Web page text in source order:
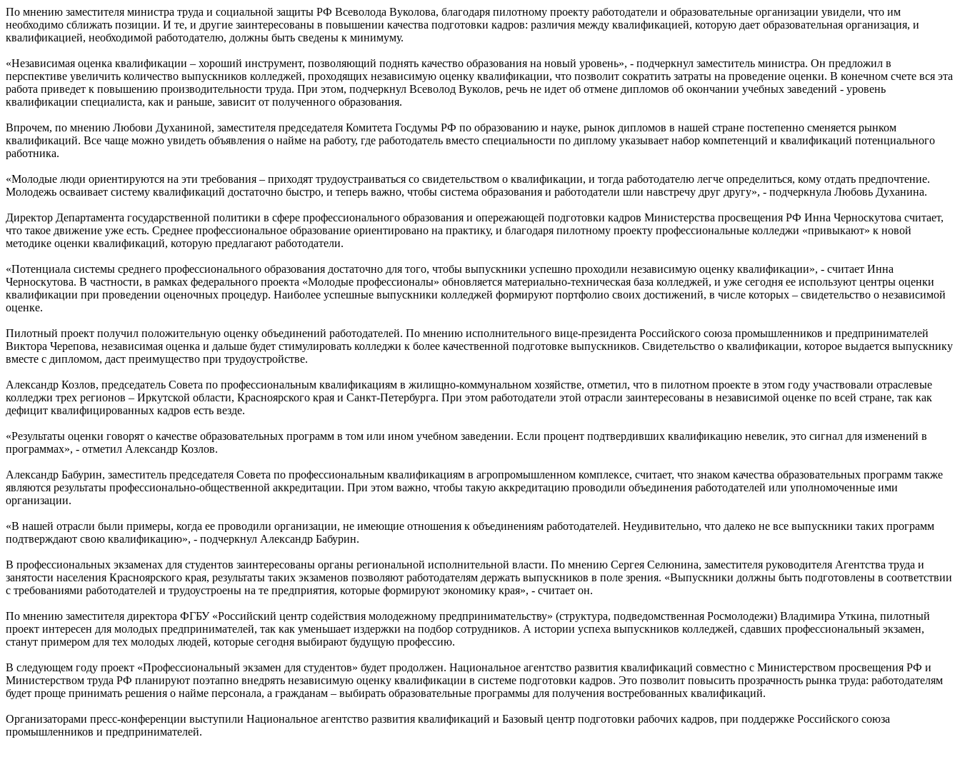
По мнению заместителя министра труда и социальной защиты РФ Всеволода Вуколова, благодаря пилотному проекту работодатели и образовательные организации увидели, что им
необходимо сближать позиции. И те, и другие заинтересованы в повышении качества подготовки кадров: различия между квалификацией, которую дает образовательная организация, и
квалификацией, необходимой работодателю, должны быть сведены к минимуму.
«Независимая оценка квалификации – хороший инструмент, позволяющий поднять качество образования на новый уровень», - подчеркнул заместитель министра. Он предложил в
перспективе увеличить количество выпускников колледжей, проходящих независимую оценку квалификации, что позволит сократить затраты на проведение оценки. В конечном счете вся эта
работа приведет к повышению производительности труда. При этом, подчеркнул Всеволод Вуколов, речь не идет об отмене дипломов об окончании учебных заведений - уровень
квалификации специалиста, как и раньше, зависит от полученного образования.
Впрочем, по мнению Любови Духаниной, заместителя председателя Комитета Госдумы РФ по образованию и науке, рынок дипломов в нашей стране постепенно сменяется рынком
квалификаций. Все чаще можно увидеть объявления о найме на работу, где работодатель вместо специальности по диплому указывает набор компетенций и квалификаций потенциального
работника.
«Молодые люди ориентируются на эти требования – приходят трудоустраиваться со свидетельством о квалификации, и тогда работодателю легче определиться, кому отдать предпочтение.
Молодежь осваивает систему квалификаций достаточно быстро, и теперь важно, чтобы система образования и работодатели шли навстречу друг другу», - подчеркнула Любовь Духанина.
Директор Департамента государственной политики в сфере профессионального образования и опережающей подготовки кадров Министерства просвещения РФ Инна Черноскутова считает,
что такое движение уже есть. Среднее профессиональное образование ориентировано на практику, и благодаря пилотному проекту профессиональные колледжи «привыкают» к новой
методике оценки квалификаций, которую предлагают работодатели.
«Потенциала системы среднего профессионального образования достаточно для того, чтобы выпускники успешно проходили независимую оценку квалификации», - считает Инна
Черноскутова. В частности, в рамках федерального проекта «Молодые профессионалы» обновляется материально-техническая база колледжей, и уже сегодня ее используют центры оценки
квалификации при проведении оценочных процедур. Наиболее успешные выпускники колледжей формируют портфолио своих достижений, в числе которых – свидетельство о независимой
оценке.
Пилотный проект получил положительную оценку объединений работодателей. По мнению исполнительного вице-президента Российского союза промышленников и предпринимателей
Виктора Черепова, независимая оценка и дальше будет стимулировать колледжи к более качественной подготовке выпускников. Свидетельство о квалификации, которое выдается выпускнику
вместе с дипломом, даст преимущество при трудоустройстве.
Александр Козлов, председатель Совета по профессиональным квалификациям в жилищно-коммунальном хозяйстве, отметил, что в пилотном проекте в этом году участвовали отраслевые
колледжи трех регионов – Иркутской области, Красноярского края и Санкт-Петербурга. При этом работодатели этой отрасли заинтересованы в независимой оценке по всей стране, так как
дефицит квалифицированных кадров есть везде.
«Результаты оценки говорят о качестве образовательных программ в том или ином учебном заведении. Если процент подтвердивших квалификацию невелик, это сигнал для изменений в
программах», - отметил Александр Козлов.
Александр Бабурин, заместитель председателя Совета по профессиональным квалификациям в агропромышленном комплексе, считает, что знаком качества образовательных программ также
являются результаты профессионально-общественной аккредитации. При этом важно, чтобы такую аккредитацию проводили объединения работодателей или уполномоченные ими
организации.
«В нашей отрасли были примеры, когда ее проводили организации, не имеющие отношения к объединениям работодателей. Неудивительно, что далеко не все выпускники таких программ
подтверждают свою квалификацию», - подчеркнул Александр Бабурин.
В профессиональных экзаменах для студентов заинтересованы органы региональной исполнительной власти. По мнению Сергея Селюнина, заместителя руководителя Агентства труда и
занятости населения Красноярского края, результаты таких экзаменов позволяют работодателям держать выпускников в поле зрения. «Выпускники должны быть подготовлены в соответствии
с требованиями работодателей и трудоустроены на те предприятия, которые формируют экономику края», - считает он.
По мнению заместителя директора ФГБУ «Российский центр содействия молодежному предпринимательству» (структура, подведомственная Росмолодежи) Владимира Уткина, пилотный
проект интересен для молодых предпринимателей, так как уменьшает издержки на подбор сотрудников. А истории успеха выпускников колледжей, сдавших профессиональный экзамен,
станут примером для тех молодых людей, которые сегодня выбирают будущую профессию.
В следующем году проект «Профессиональный экзамен для студентов» будет продолжен. Национальное агентство развития квалификаций совместно с Министерством просвещения РФ и
Министерством труда РФ планируют поэтапно внедрять независимую оценку квалификации в системе подготовки кадров. Это позволит повысить прозрачность рынка труда: работодателям
будет проще принимать решения о найме персонала, а гражданам – выбирать образовательные программы для получения востребованных квалификаций.
Организаторами пресс-конференции выступили Национальное агентство развития квалификаций и Базовый центр подготовки рабочих кадров, при поддержке Российского союза
промышленников и предпринимателей.